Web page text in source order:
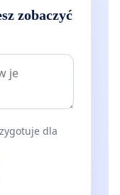
zobaczyć
dla